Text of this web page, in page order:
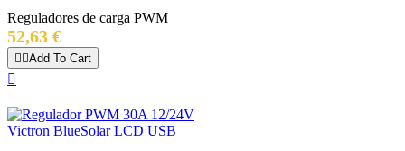
Reguladores de carga PWM
52,63 €Precio
Add To Cart
